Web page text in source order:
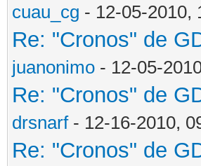
cuau_cg - 12-05-2010,
Re: "Cronos" de
juanonimo - 12-05-
Re: "Cronos" de
drsnarf- 12-16-2010,
Re: "Cronos" de